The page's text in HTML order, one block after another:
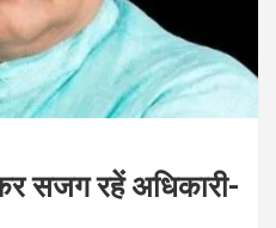
सजग रहें अधिकारी-